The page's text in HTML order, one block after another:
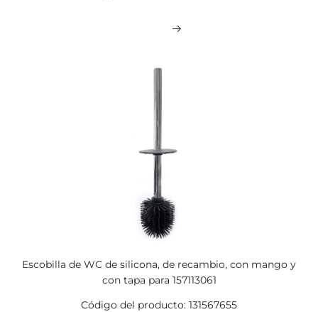
Escobilla de WC de silicona, de recambio, con mango y
con tapa para 157113061
Código del producto: 131567655